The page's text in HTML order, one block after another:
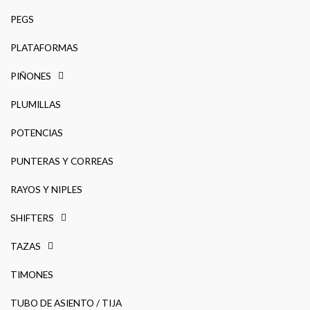
PEGS
PLATAFORMAS
PIÑONES
PLUMILLAS
POTENCIAS
PUNTERAS Y CORREAS
RAYOS Y NIPLES
SHIFTERS
TAZAS
TIMONES
TUBO DE ASIENTO / TIJA